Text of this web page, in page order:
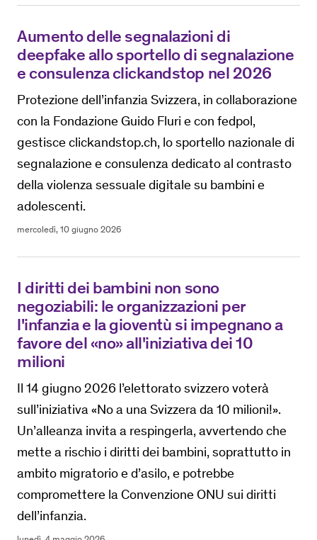
Aumento delle segnalazioni di
deepfake allo sportello di segnalazione
e consulenza clickandstop nel 2026
mercoledì, 10 giugno 2026
Protezione dell’infanzia Svizzera, in collaborazione
con la Fondazione Guido Fluri e con fedpol,
gestisce clickandstop.ch, lo sportello nazionale di
segnalazione e consulenza dedicato al contrasto
della violenza sessuale digitale su bambini e
adolescenti.
I diritti dei bambini non sono
negoziabili: le organizzazioni per
l'infanzia e la gioventù si impegnano a
favore del «no» all'iniziativa dei 10
milioni
Il 14 giugno 2026 l’elettorato svizzero voterà
sull’iniziativa «No a una Svizzera da 10 milioni!».
Un’alleanza invita a respingerla, avvertendo che
mette a rischio i diritti dei bambini, soprattutto in
ambito migratorio e d’asilo, e potrebbe
compromettere la Convenzione ONU sui diritti
dell’infanzia.